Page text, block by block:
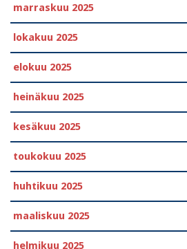
marraskuu 2025
lokakuu 2025
elokuu 2025
heinäkuu 2025
kesäkuu 2025
toukokuu 2025
huhtikuu 2025
maaliskuu 2025
helmikuu 2025